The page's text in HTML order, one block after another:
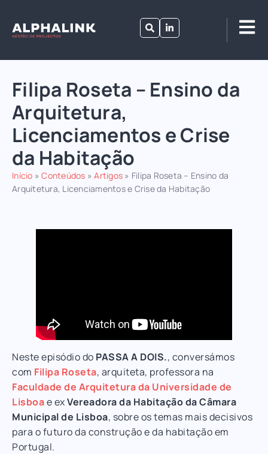
Filipa Roseta – Ensino da
Arquitetura,
Licenciamentos e Crise
da Habitação
Início »Conteúdos »Artigos » Filipa Roseta – Ensino da
Arquitetura, Licenciamentos e Crise da Habitação
Neste episódio do PASSA A DOIS., conversámos
com Filipa Roseta, arquiteta, professora na
Faculdade de Arquitetura da Universidade de
Lisboae exVereadora da Habitação da Câmara
Municipal de Lisboa, sobre os temas mais decisivos
para o futuro da construção e da habitação em
Portugal.